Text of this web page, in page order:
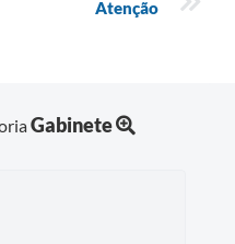
Atenção
Gabinete